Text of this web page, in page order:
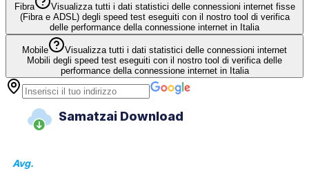
Fibra
Visualizza tutti i dati statistici delle connessioni internet fisse
(Fibra e ADSL) degli speed test eseguiti con il nostro tool di verifica
delle performance della connessione internet in Italia
Mobile
Visualizza tutti i dati statistici delle connessioni internet
Mobili degli speed test eseguiti con il nostro tool di verifica delle
performance della connessione internet in Italia
Samatzai Download
Avg.